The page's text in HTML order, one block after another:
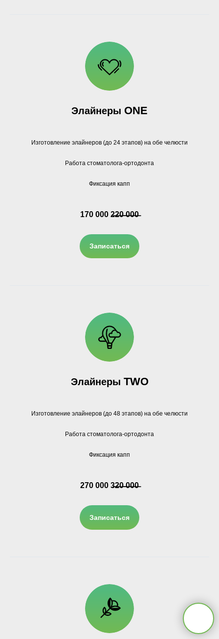
Элайнеры ONE
Изготовление элайнеров (до 24 этапов) на обе челюсти
Работа стоматолога-ортодонта
Фиксация капп
170 000 2̶2̶0̶ ̶0̶0̶0̶
Записаться
Элайнеры TWO
Изготовление элайнеров (до 48 этапов) на обе челюсти
Работа стоматолога-ортодонта
Фиксация капп
270 000 3̶2̶0̶ ̶0̶0̶0̶
Записаться